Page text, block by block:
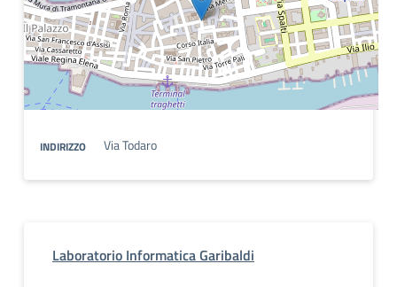
INDIRIZZO Via Todaro
Laboratorio Informatica Garibaldi